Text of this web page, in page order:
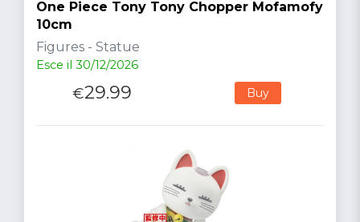
One Piece Tony Tony Chopper Mofamofy
10cm
Figures - Statue
Esce il 30/12/2026
€29.99 Buy